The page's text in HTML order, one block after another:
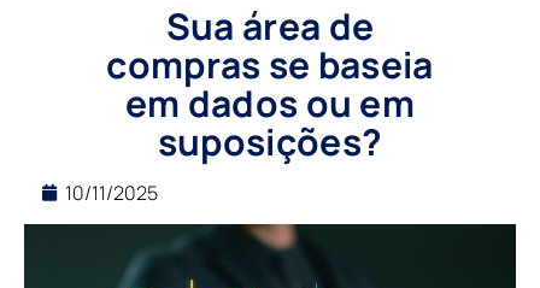
Sua área de
compras se baseia
em dados ou em
suposições?
10/11/2025